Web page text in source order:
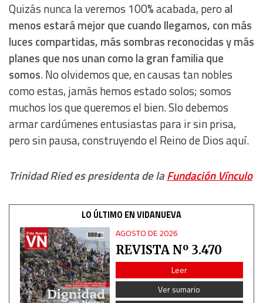
Quizás nunca la veremos 100% acabada, pero al
menos estará mejor que cuando llegamos, con más
luces compartidas, más sombras reconocidas y más
planes que nos unan como la gran familia que
somos. No olvidemos que, en causas tan nobles
como estas, jamás hemos estado solos; somos
muchos los que queremos el bien. Slo debemos
armar cardúmenes entusiastas para ir sin prisa,
pero sin pausa, construyendo el Reino de Dios aquí.
Trinidad Ried es presidenta de laFundación Vínculo
LO ÚLTIMO EN VIDANUEVA
AGOSTO DE 2026
REVISTA Nº 3.470
Leer
Ver sumario